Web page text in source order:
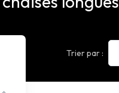
Trier par :